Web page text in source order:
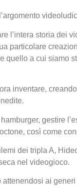
l’intera storia dei
particolare
quello a cui siamo
inventare,
gestire
così come
dei tripla A,
nel videogioco.
ai